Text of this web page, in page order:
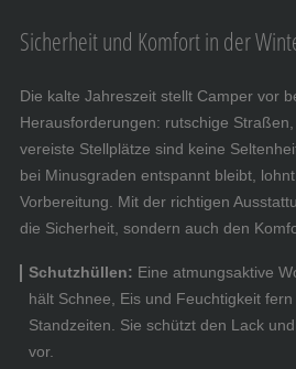
Sicherheit und Komfort in der
Die kalte Jahreszeit stellt Camper vor
Herausforderungen: rutschige
vereiste Stellplätze sind keine
bei Minusgraden entspannt bleibt,
Vorbereitung. Mit der richtigen
die Sicherheit, sondern auch den
Schutzhüllen: Eine atmungsaktive
hält Schnee, Eis und Feuchtigkeit
Standzeiten. Sie schützt den Lack
vor.